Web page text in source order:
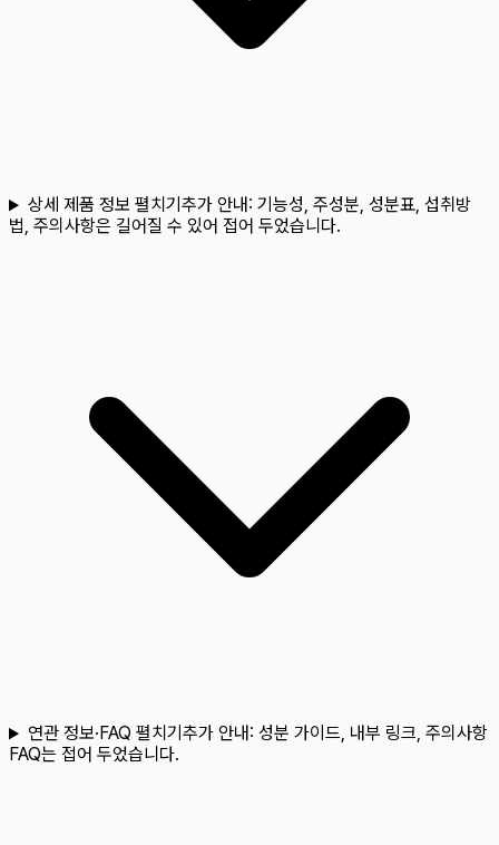
상세 제품 정보 펼치기 추가 안내: 기능성, 주성분, 성분표, 섭취방
법, 주의사항은 길어질 수 있어 접어 두었습니다.
연관 정보·FAQ 펼치기 추가 안내: 성분 가이드, 내부 링크, 주의사항
FAQ는 접어 두었습니다.